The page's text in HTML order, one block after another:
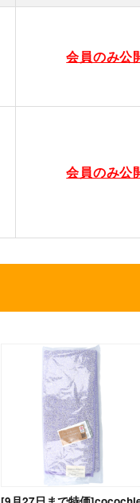
会員のみ公
会員のみ公